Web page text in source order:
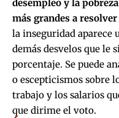
desempleo y la
más grandes a
la inseguridad aparece
demás desvelos que le
porcentaje. Se puede
o escepticismos sobre
trabajo y los salarios
que dirime el voto.